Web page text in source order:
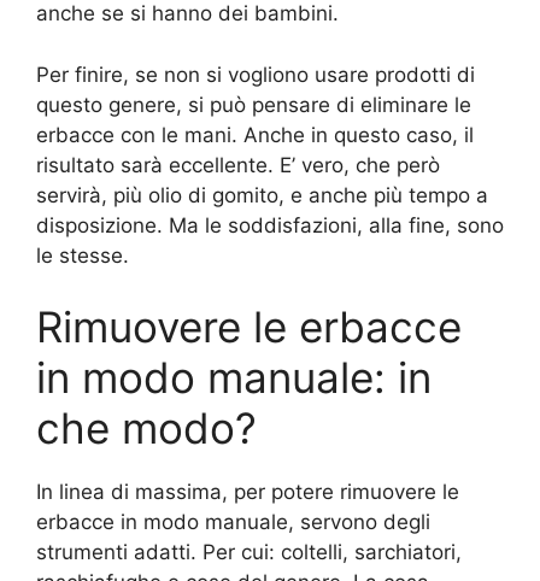
anche se si hanno dei bambini.
Per finire, se non si vogliono usare prodotti di
questo genere, si può pensare di eliminare le
erbacce con le mani. Anche in questo caso, il
risultato sarà eccellente. E’ vero, che però
servirà, più olio di gomito, e anche più tempo a
disposizione. Ma le soddisfazioni, alla fine, sono
le stesse.
Rimuovere le erbacce
in modo manuale: in
che modo?
In linea di massima, per potere rimuovere le
erbacce in modo manuale, servono degli
strumenti adatti. Per cui: coltelli, sarchiatori,